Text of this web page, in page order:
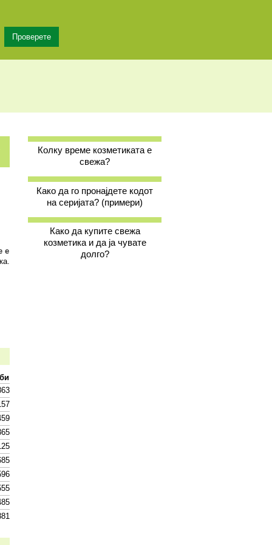
Колку време козметиката е
свежа?
Како да го пронајдете кодот
на серијата? (примери)
Како да купите свежа
козметика и да ја чувате
долго?
е